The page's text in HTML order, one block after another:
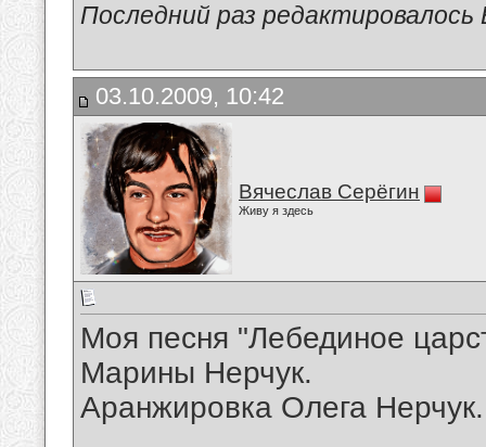
Последний раз
03.10.2009, 10:42
Вячеслав Серёгин
Живу я здесь
Моя песня "Лебединое
Марины Нерчук.
Аранжировка Олега